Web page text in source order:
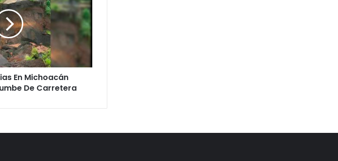
En Michoacán
De Carretera